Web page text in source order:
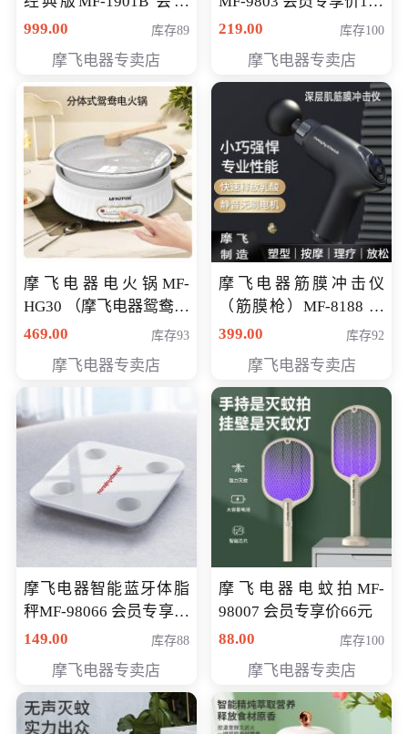
专享价399元
999.00 库存89
摩飞电器专卖店
元
219.00 库存100
摩飞电器专卖店
摩飞电器电火锅MF-
HG30 （摩飞电器鸳鸯锅
MF-HG30 ） 会员专享价
469.00 库存93
摩飞电器专卖店
摩飞电器筋膜冲击仪
（筋膜枪）MF-8188 会
员专享价268元
399.00 库存92
摩飞电器专卖店
摩飞电器智能蓝牙体脂
秤MF-98066 会员专享价
98元
149.00 库存88
摩飞电器专卖店
摩飞电器电蚊拍MF-
98007 会员专享价66元
88.00
库存100
摩飞电器专卖店